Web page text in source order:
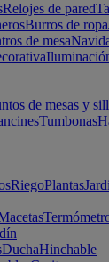
Relojes de pared
Burros de ropa
de mesa
de mesas y
Tumbonas
RiegoPlantas
DuchaHinchable